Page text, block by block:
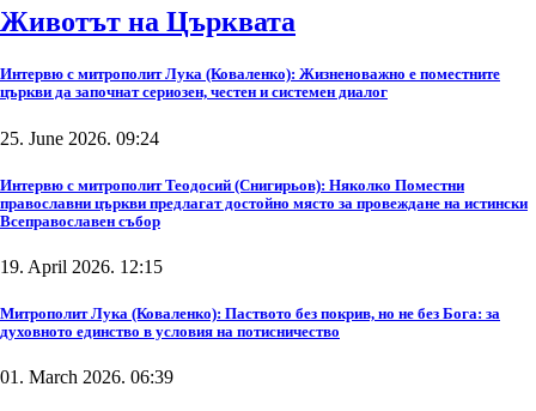
Животът на Църквата
Интервю с митрополит Лука (Коваленко): Жизненоважно е поместните
църкви да започнат сериозен, честен и системен диалог
25. June 2026. 09:24
Интервю с митрополит Теодосий (Снигирьов): Няколко Поместни
православни църкви предлагат достойно място за провеждане на истински
Всеправославен събор
19. April 2026. 12:15
Митрополит Лука (Коваленко): Паството без покрив, но не без Бога: за
духовното единство в условия на потисничество
01. March 2026. 06:39